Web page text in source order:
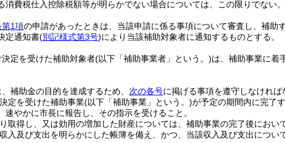
消費税仕入控除税額等が明らかでない場合については、この限りでない。
第1項の申請があったときは、当該申請に係る事項について審査し、補
定通知書(別記様式第3号)により当該補助対象者に通知するものとする。
定を受けた補助対象者(以下「補助事業者」という。)は、補助事業に着
補助金の目的を達成するため、 次の各号に掲げる事項を遵守しなければ
定を受けた補助事業(以下「補助事業」という。)が予定の期間内に完了
速やかに市長に報告し、その指示を受けること。
取得し、又は効用の増加した財産については、補助事業の完了後におい
入及び支出を明らかにした帳簿を備え、かつ、当該収入及び支出につ